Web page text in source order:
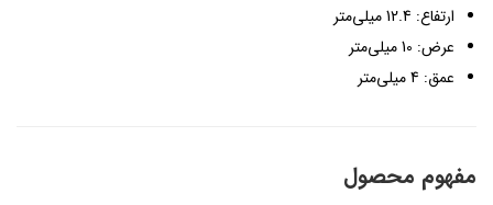
ارتفاع: 12.4 میلی‌متر
عرض: 10 میلی‌متر
عمق: 4 میلی‌متر
مفهوم محصول